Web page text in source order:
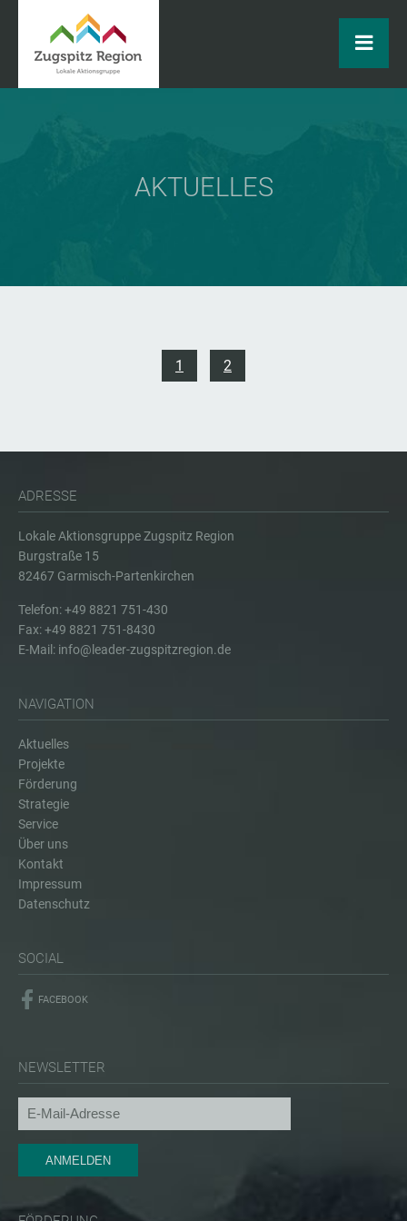
AKTUELLES
1 2
ADRESSE
Lokale Aktionsgruppe Zugspitz Region
Burgstraße 15
82467 Garmisch-Partenkirchen
Telefon: +49 8821 751-430
Fax: +49 8821 751-8430
E-Mail: info@leader-zugspitzregion.de
NAVIGATION
Aktuelles
Projekte
Förderung
Strategie
Service
Über uns
Kontakt
Impressum
Datenschutz
SOCIAL
FACEBOOK
NEWSLETTER